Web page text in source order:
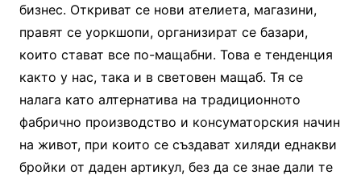
бизнес. Откриват се нови ателиета, магазини,
правят се уоркшопи, организират се базари,
които стават все по-мащабни. Това е тенденция
както у нас, така и в световен мащаб. Тя се
налага като алтернатива на традиционното
фабрично производство и консуматорския начин
на живот, при които се създават хиляди еднакви
бройки от даден артикул, без да се знае дали те